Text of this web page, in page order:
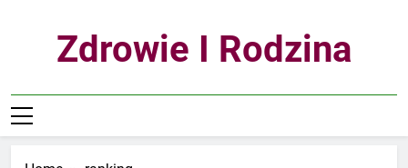
Zdrowie I Rodzina